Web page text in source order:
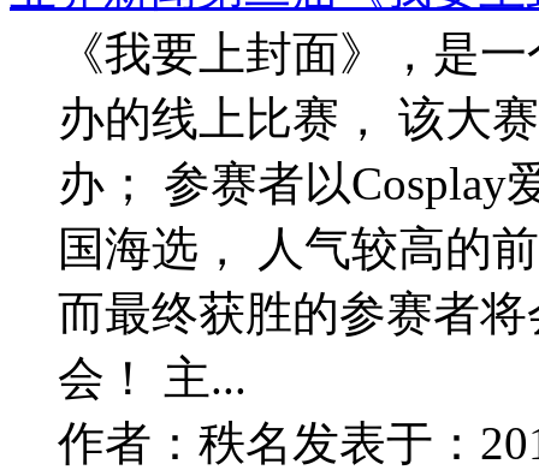
《我要上封面》，是
办的线上比赛， 该大
办； 参赛者以Cosplay
国海选， 人气较高的
而最终获胜的参赛者
会！ 主...
作者： 秩名发表于：